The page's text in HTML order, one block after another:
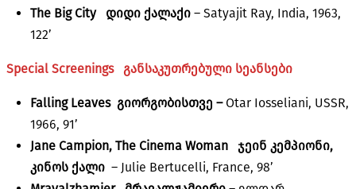
The Big Cityდიდი ქალაქი – Satyajit Ray, India, 1963,
122’
Special Screenings განსაკუთრებული სეანსები
Falling Leaves გიორგობისთვე – Otar Iosseliani, USSR,
1966, 91’
Jane Campion, The Cinema Woman ჯეინ კემპიონი,
კინოს ქალი – Julie Bertucelli, France, 98’